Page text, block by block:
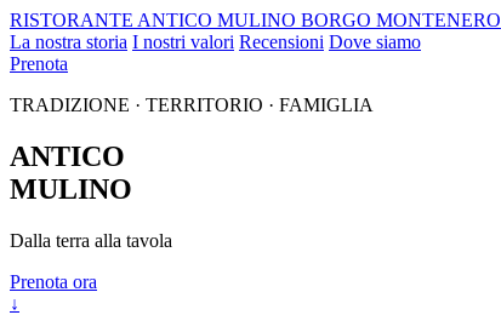
RISTORANTE ANTICO MULINO BORGO MONTENERO
La nostra storia I nostri valori Recensioni Dove siamo
Prenota
TRADIZIONE · TERRITORIO · FAMIGLIA
ANTICO
MULINO
Dalla terra alla tavola
Prenota ora
↓